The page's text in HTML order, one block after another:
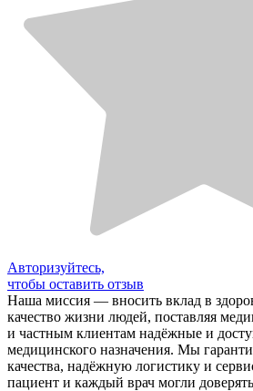
Авторизуйтесь,
чтобы оставить отзыв
Наша миссия — вносить вклад в
качество жизни людей, поставляя
и частным клиентам надёжные и
медицинского назначения. Мы
качества, надёжную логистику и
пациент и каждый врач могли